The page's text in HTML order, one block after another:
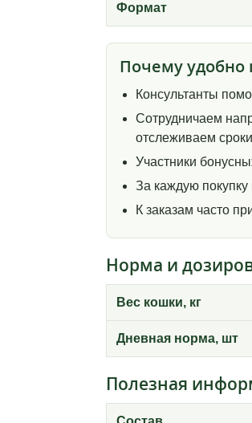
Формат
Почему удобно
Консультанты
Сотрудничаем
отслеживаем
Участники
За каждую
К заказам часто
Норма и
Вес кошки, кг
Дневная норма, шт
Полезная